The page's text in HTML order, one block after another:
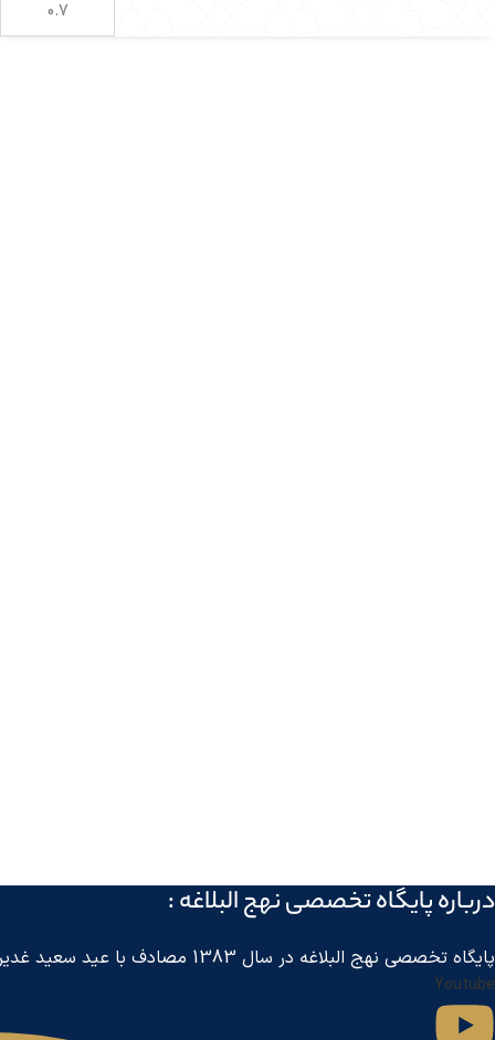
درباره پايگاه تخصصی نهج البلاغه :
پايگاه تخصصی نهج البلاغه در سال 1383 مصادف با عید سعید غدیر خم توسط مرکز جهانی اطلاع رسانی آل البیت
Youtube